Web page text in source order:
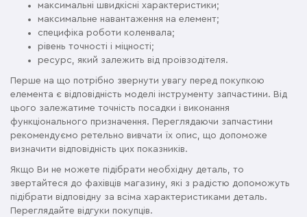
максимальні швидкісні характеристики;
максимальне навантаження на елемент;
специфіка роботи коленвала;
рівень точності і міцності;
ресурс, який залежить від проівзодітеля.
Перше на що потрібно звернути увагу перед покупкою
елемента є відповідність моделі інструменту запчастини. Від
цього залежатиме точність посадки і виконання
функціонального призначення. Переглядаючи запчастини
рекомендуємо ретельно вивчати їх опис, що допоможе
визначити відповідність цих показників.
Якщо Ви не можете підібрати необхідну деталь, то
звертайтеся до фахівців магазину, які з радістю допоможуть
підібрати відповідну за всіма характеристиками деталь.
Переглядайте відгуки покупців.